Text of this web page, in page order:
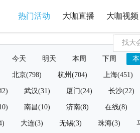
热门活动 大咖直播 大咖视频
今天 明天 本周 下周
北京(798) 杭州(704) 上海(451)
武汉(31) 厦门(24) 长沙(22)
南昌(10) 济南(8) 在线(8)
大连(3) 无锡(3) 珠海(3)